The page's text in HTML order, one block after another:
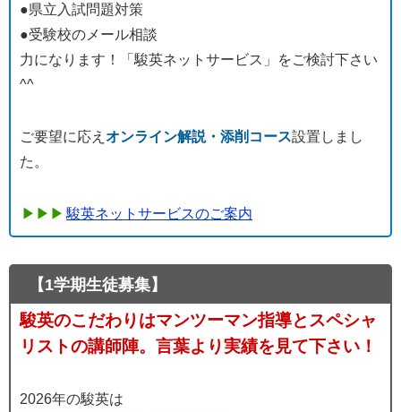
●県立入試問題対策
●受験校のメール相談
力になります！「駿英ネットサービス」をご検討下さい
^^
ご要望に応え オンライン解説・添削コース設置しまし
た。
駿英ネットサービスのご案内
【1学期生徒募集】
駿英のこだわりはマンツーマン指導とスペシャ
リストの講師陣。言葉より実績を見て下さい！
2026年の駿英は